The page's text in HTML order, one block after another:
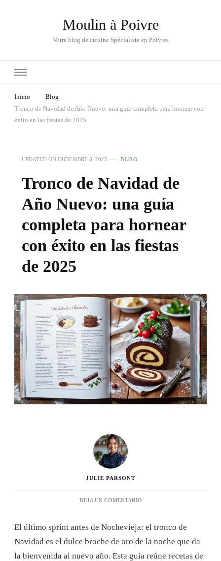
Moulin à Poivre
Votre blog de cuisine Spécialiste en Poivres
Inicio
Blog
Tronco de Navidad de Año Nuevo: una guía completa para hornear con
éxito en las fiestas de 2025
UPDATED ON DICIEMBRE 8, 2025 BLOG
Tronco de Navidad de
Año Nuevo: una guía
completa para hornear
con éxito en las fiestas
de 2025
JULIE PARSONT
DEJA UN COMENTARIOEN
NAVIDAD
DE
NUEVO:
El último sprint antes de Nochevieja: el tronco de
Navidad es el dulce broche de oro de la noche que da
la bienvenida al nuevo año. Esta guía reúne recetas de